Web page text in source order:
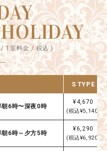
/ 1室料金 / 税込 )
S TYPE
朝6時〜深夜0時
¥4,670
(税込¥5,140)
朝6時～夕方5時
¥6,290
(税込¥6,920)